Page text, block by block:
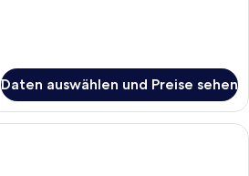
Daten auswählen und Preise sehen